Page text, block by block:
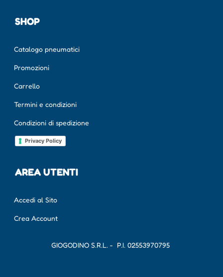
SHOP
Catalogo pneumatici
Promozioni
Carrello
Termini e condizioni
Condizioni di spedizione
Privacy Policy
AREA UTENTI
Accedi al Sito
Crea Account
GIOGODINO S.R.L. - P.I. 02553970795